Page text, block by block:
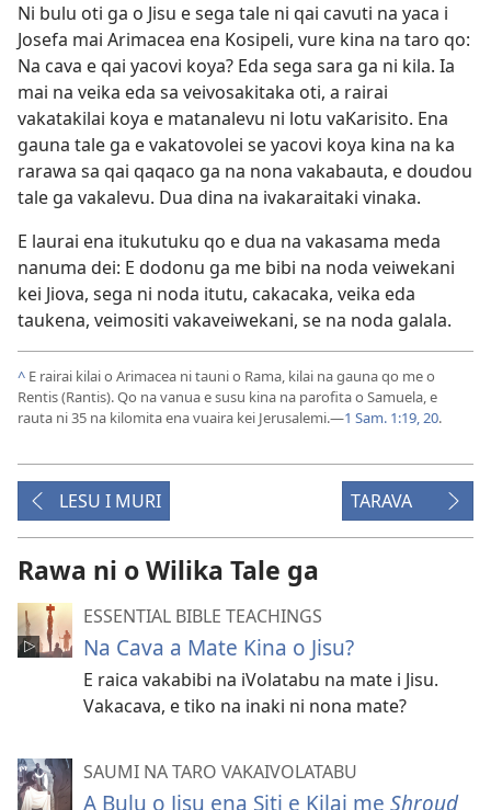
Ni bulu oti ga o Jisu e sega tale ni qai cavuti na yaca i
Josefa mai Arimacea ena Kosipeli, vure kina na taro qo:
Na cava e qai yacovi koya? Eda sega sara ga ni kila. Ia
mai na veika eda sa veivosakitaka oti, a rairai
vakatakilai koya e matanalevu ni lotu vaKarisito. Ena
gauna tale ga e vakatovolei se yacovi koya kina na ka
rarawa sa qai qaqaco ga na nona vakabauta, e doudou
tale ga vakalevu. Dua dina na ivakaraitaki vinaka.
E laurai ena itukutuku qo e dua na vakasama meda
nanuma dei: E dodonu ga me bibi na noda veiwekani
kei Jiova, sega ni noda itutu, cakacaka, veika eda
taukena, veimositi vakaveiwekani, se na noda galala.
^ E rairai kilai o Arimacea ni tauni o Rama, kilai na gauna qo me o
Rentis (Rantis). Qo na vanua e susu kina na parofita o Samuela, e
rauta ni 35 na kilomita ena vuaira kei Jerusalemi.—1 Sam. 1:19, 20.
LESU I MURI TARAVA
Rawa ni o Wilika Tale ga
ESSENTIAL BIBLE TEACHINGS
Na Cava a Mate Kina o Jisu?
E raica vakabibi na iVolatabu na mate i Jisu.
Vakacava, e tiko na inaki ni nona mate?
SAUMI NA TARO VAKAIVOLATABU
A Bulu o Jisu ena Siti e Kilai me Shroud